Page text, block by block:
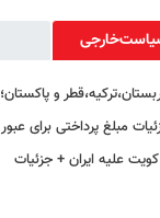
سیاست‌خارجی
و
مبلغ پرداختی برای
علیه ایران + جزئیات